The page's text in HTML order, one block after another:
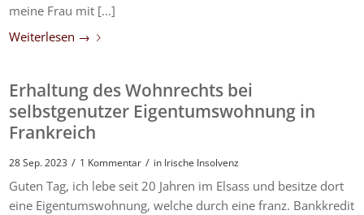
meine Frau mit […]
Weiterlesen →
Erhaltung des Wohnrechts bei
selbstgenutzer Eigentumswohnung in
Frankreich
28 Sep. 2023 / 1 Kommentar / in Irische Insolvenz
Guten Tag, ich lebe seit 20 Jahren im Elsass und besitze dort
eine Eigentumswohnung, welche durch eine franz. Bankkredit